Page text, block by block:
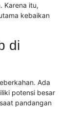
Karena itu,
kebaikan
di
Ada
potensi besar
pandangan